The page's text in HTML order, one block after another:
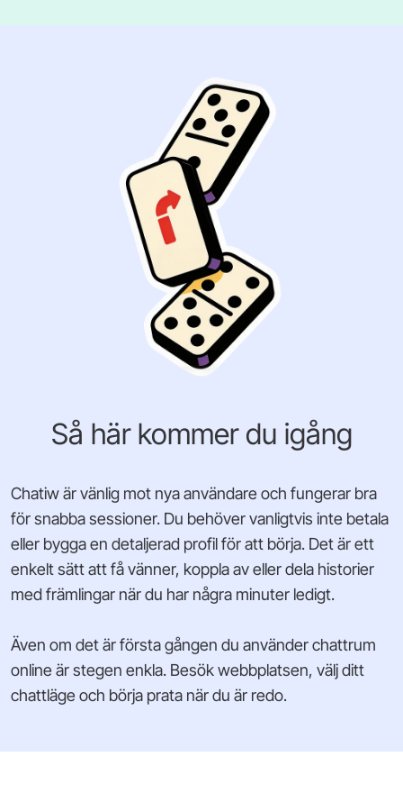
Så här kommer du igång
Chatiw är vänlig mot nya användare och fungerar bra
för snabba sessioner. Du behöver vanligtvis inte betala
eller bygga en detaljerad profil för att börja. Det är ett
enkelt sätt att få vänner, koppla av eller dela historier
med främlingar när du har några minuter ledigt.
Även om det är första gången du använder chattrum
online är stegen enkla. Besök webbplatsen, välj ditt
chattläge och börja prata när du är redo.